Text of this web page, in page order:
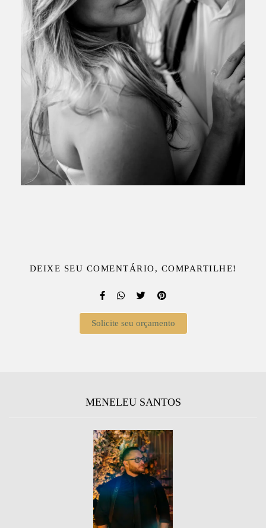
DEIXE SEU COMENTÁRIO, COMPARTILHE!
Solicite seu orçamento
MENELEU SANTOS